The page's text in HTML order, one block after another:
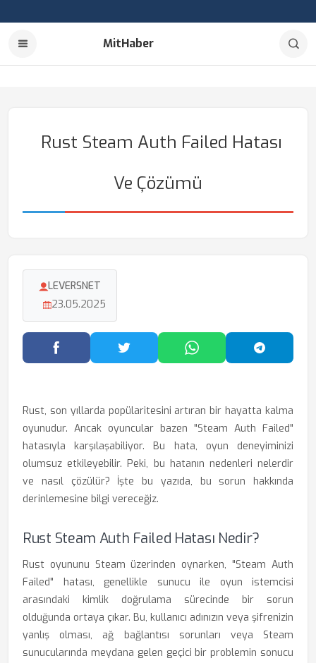
MitHaber
Rust Steam Auth Failed Hatası
Ve Çözümü
LEVERSNET
23.05.2025
Facebook'ta PaylaşTwitter'da PaylaşWhatsApp'ta Paylaş
Rust, son yıllarda popülaritesini artıran bir hayatta kalma
oyunudur. Ancak oyuncular bazen "Steam Auth Failed"
hatasıyla karşılaşabiliyor. Bu hata, oyun deneyiminizi
olumsuz etkileyebilir. Peki, bu hatanın nedenleri nelerdir
ve nasıl çözülür? İşte bu yazıda, bu sorun hakkında
derinlemesine bilgi vereceğiz.
Rust Steam Auth Failed Hatası Nedir?
Rust oyununu Steam üzerinden oynarken, "Steam Auth
Failed" hatası, genellikle sunucu ile oyun istemcisi
arasındaki kimlik doğrulama sürecinde bir sorun
olduğunda ortaya çıkar. Bu, kullanıcı adınızın veya şifrenizin
yanlış olması, ağ bağlantısı sorunları veya Steam
sunucularında meydana gelen geçici bir problemin sonucu